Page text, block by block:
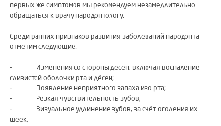
первых же симптомов мы рекомендуем незамедлительно
обращаться к врачу пародонтологу.
Среди ранних признаков развития заболеваний пародонта
отметим следующие:
⁃ Изменения со стороны дёсен, включая воспаление
слизистой оболочки рта и дёсен;
⁃ Появление неприятного запаха изо рта;
⁃ Резкая чувствительность зубов;
⁃ Визуальное удлинение зубов, за счёт оголения их
шеек;